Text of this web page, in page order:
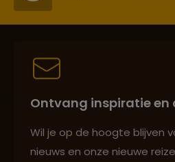
Best beoordeelde
Ontvang inspiratie en
Wil je op de hoogte blijven
nieuws en onze nieuwe